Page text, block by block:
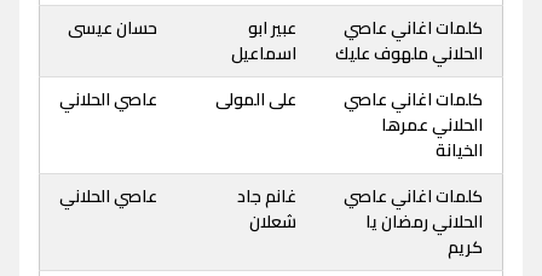
كلمات اغاني عاصي
الحلاني ملهوف عليك
عبير ابو
اسماعيل
حسان عيسى
كلمات اغاني عاصي
الحلاني عمرها
الخيانة
على المولى عاصي الحلاني
كلمات اغاني عاصي
الحلاني رمضان يا
كريم
غانم جاد
شعلان
عاصي الحلاني